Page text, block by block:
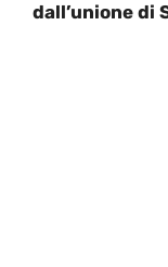
dall’unione di